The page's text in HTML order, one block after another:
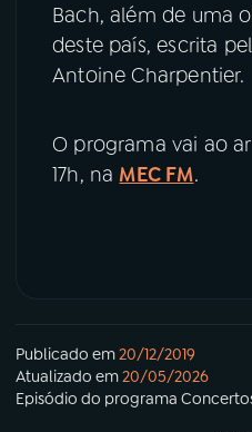
Bach, além de uma
deste país, escrita
Antoine Charpentier.
O programa vai ao
17h, na MEC FM.
Publicado em20/12/2019
Atualizado em20/05/2026
Episódio do programa